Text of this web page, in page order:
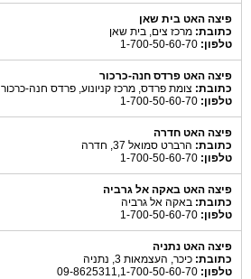
פיצה האט בית שאן
כתובת: מרכז צים, בית שאן
טלפון:
פיצה האט פרדס חנה-כרכור
כתובת: צומת פרדס, מרכז קניונוע, פרדס חנה-כרכור
טלפון:
פיצה האט חדרה
כתובת: הרברט סמואל 37, חדרה
טלפון:
פיצה האט באקה אל גרביה
כתובת: באקה אל גרביה
טלפון:
פיצה האט נתניה
כתובת: כיכר, העצמאות 3, נתניה
טלפון: